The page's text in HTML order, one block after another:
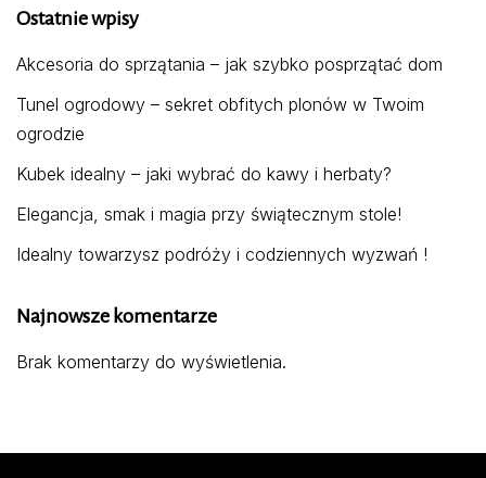
Ostatnie wpisy
Akcesoria do sprzątania – jak szybko posprzątać dom
Tunel ogrodowy – sekret obfitych plonów w Twoim
ogrodzie
Kubek idealny – jaki wybrać do kawy i herbaty?
Elegancja, smak i magia przy świątecznym stole!
Idealny towarzysz podróży i codziennych wyzwań !
Najnowsze komentarze
Brak komentarzy do wyświetlenia.